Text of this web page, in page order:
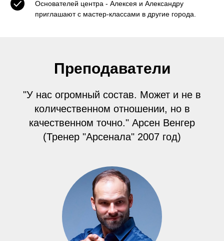
Основателей центра - Алексея и Александру
приглашают с мастер-классами в другие города.
Преподаватели
"У нас огромный состав. Может и не в
количественном отношении, но в
качественном точно." Арсен Венгер
(Тренер "Арсенала" 2007 год)